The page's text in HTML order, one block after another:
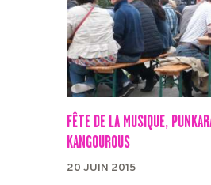
FÊTE DE LA MUSIQUE,
KANGOUROUS
20 JUIN 2015